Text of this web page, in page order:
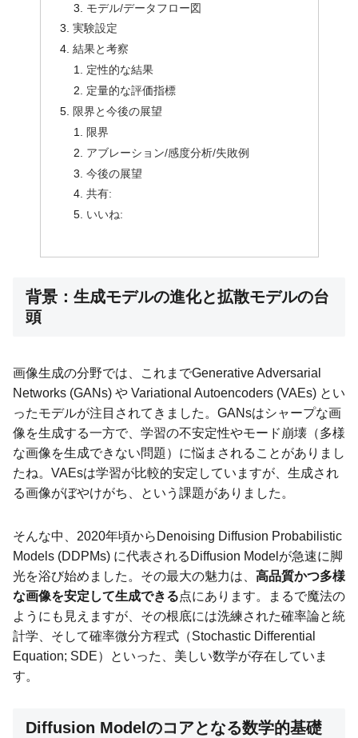
モデル/データフロー図
実験設定
結果と考察
定性的な結果
定量的な評価指標
限界と今後の展望
限界
アブレーション/感度分析/失敗例
今後の展望
共有:
いいね:
背景：生成モデルの進化と拡散モデルの台
頭
画像生成の分野では、これまでGenerative Adversarial
Networks (GANs) や Variational Autoencoders (VAEs) とい
ったモデルが注目されてきました。GANsはシャープな画
像を生成する一方で、学習の不安定性やモード崩壊（多様
な画像を生成できない問題）に悩まされることがありまし
たね。VAEsは学習が比較的安定していますが、生成され
る画像がぼやけがち、という課題がありました。
そんな中、2020年頃からDenoising Diffusion Probabilistic
Models (DDPMs) に代表されるDiffusion Modelが急速に脚
光を浴び始めました。その最大の魅力は、 高品質かつ多様
な画像を安定して生成できる点にあります。まるで魔法の
ようにも見えますが、その根底には洗練された確率論と統
計学、そして確率微分方程式（Stochastic Differential
Equation; SDE）といった、美しい数学が存在していま
す。
Diffusion Modelのコアとなる数学的基礎